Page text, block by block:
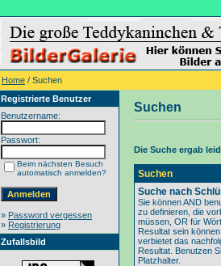
Home / Suchen
Registrierte Benutzer
Benutzername:
Passwort:
Beim nächsten Besuch
automatisch anmelden?
» Password vergessen
» Registrierung
Zufallsbild
Suchen
Die Suche ergab
Suchen
Suche nach
Sie können AND
zu definieren, die
müssen, OR für
Resultat sein
verbietet das
Resultat. Benutzen
Platzhalter.